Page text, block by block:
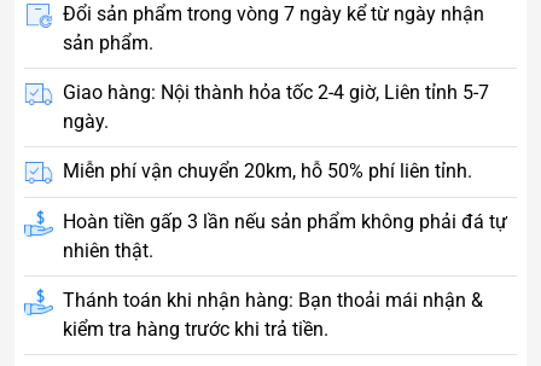
Đổi sản phẩm trong vòng 7 ngày kể từ ngày nhận
sản phẩm.
Giao hàng: Nội thành hỏa tốc 2-4 giờ, Liên tỉnh 5-7
ngày.
Miễn phí vận chuyển 20km, hỗ 50% phí liên tỉnh.
Hoàn tiền gấp 3 lần nếu sản phẩm không phải đá tự
nhiên thật.
Thánh toán khi nhận hàng: Bạn thoải mái nhận &
kiểm tra hàng trước khi trả tiền.